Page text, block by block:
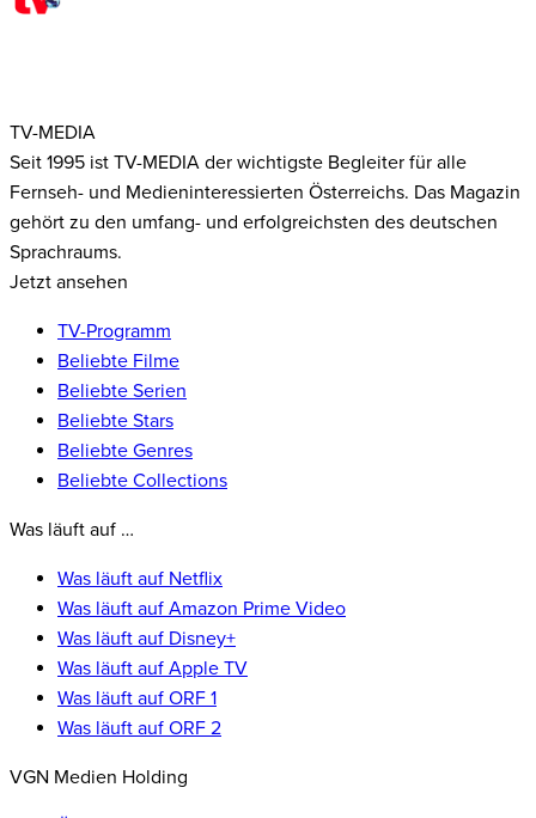
TV-MEDIA
Seit 1995 ist TV-MEDIA der wichtigste Begleiter für alle
Fernseh- und Medieninteressierten Österreichs. Das Magazin
gehört zu den umfang- und erfolgreichsten des deutschen
Sprachraums.
Jetzt ansehen
TV-Programm
Beliebte Filme
Beliebte Serien
Beliebte Stars
Beliebte Genres
Beliebte Collections
Was läuft auf …
Was läuft auf Netflix
Was läuft auf Amazon Prime Video
Was läuft auf Disney+
Was läuft auf Apple TV
Was läuft auf ORF 1
Was läuft auf ORF 2
VGN Medien Holding